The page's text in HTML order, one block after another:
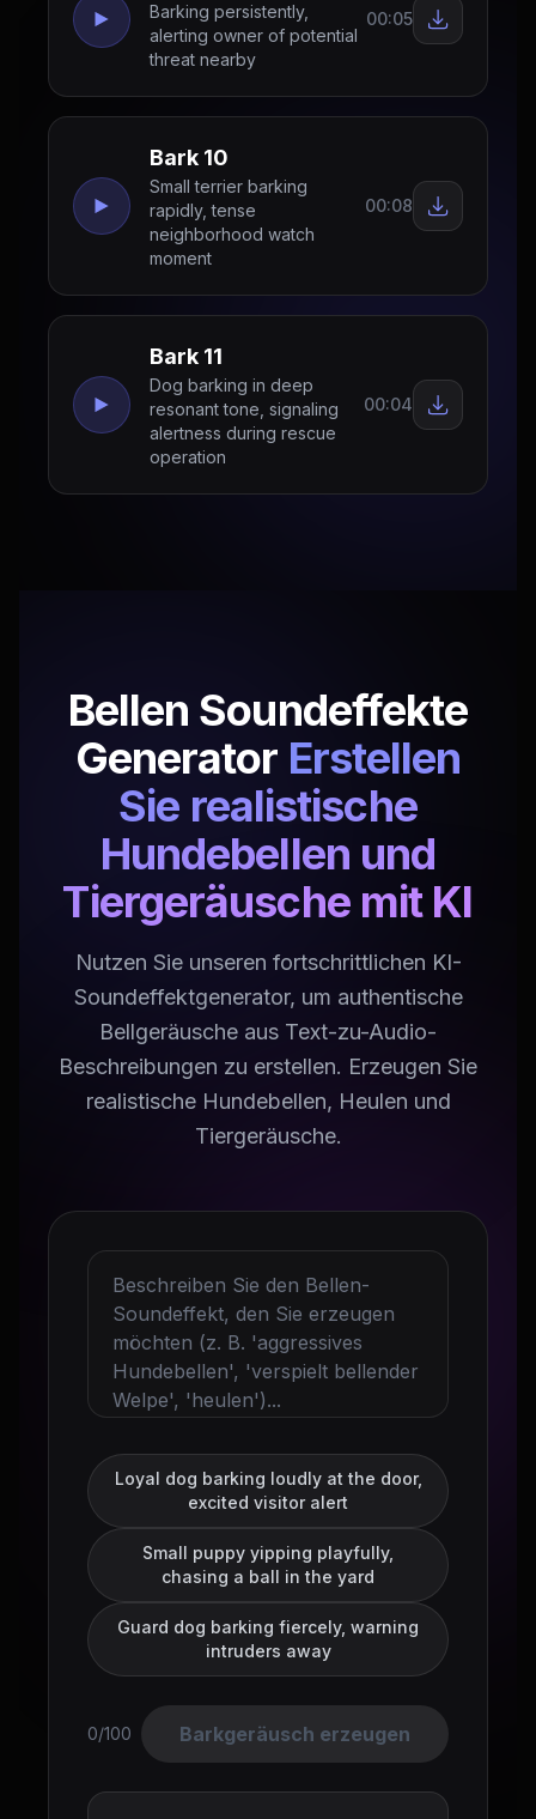
Barking persistently,
alerting owner of potential
threat nearby
00:05
Bark 10
Small terrier barking
rapidly, tense
neighborhood watch
moment
00:08
Bark 11
Dog barking in deep
resonant tone, signaling
alertness during rescue
operation
00:04
Bellen Soundeffekte
Generator Erstellen
Sie realistische
Hundebellen und
Tiergeräusche mit KI
Nutzen Sie unseren fortschrittlichen KI-
Soundeffektgenerator, um authentische
Bellgeräusche aus Text-zu-Audio-
Beschreibungen zu erstellen. Erzeugen Sie
realistische Hundebellen, Heulen und
Tiergeräusche.
Loyal dog barking loudly at the door,
excited visitor alert
Small puppy yipping playfully,
chasing a ball in the yard
Guard dog barking fiercely, warning
intruders away
0/100 Barkgeräusch erzeugen